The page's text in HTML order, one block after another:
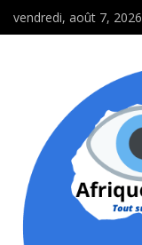
vendredi, août 7, 2026